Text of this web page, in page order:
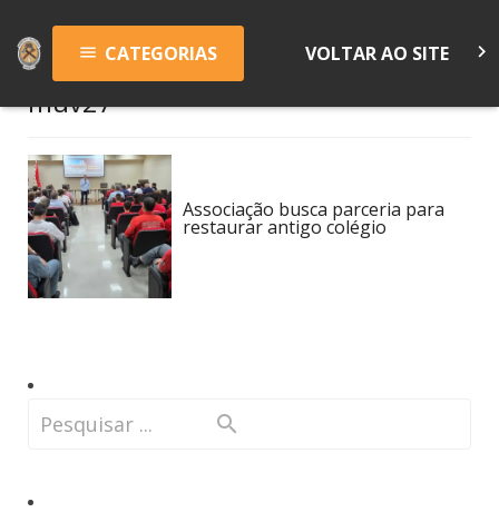
menu CATEGORIAS VOLTAR AO SITE keyboard_arrow_right
muv27
Associação busca parceria para
restaurar antigo colégio